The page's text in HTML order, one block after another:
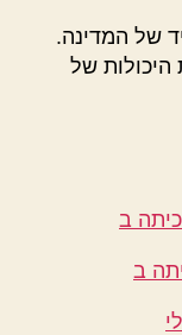
של המדינה.
של
ב
ב